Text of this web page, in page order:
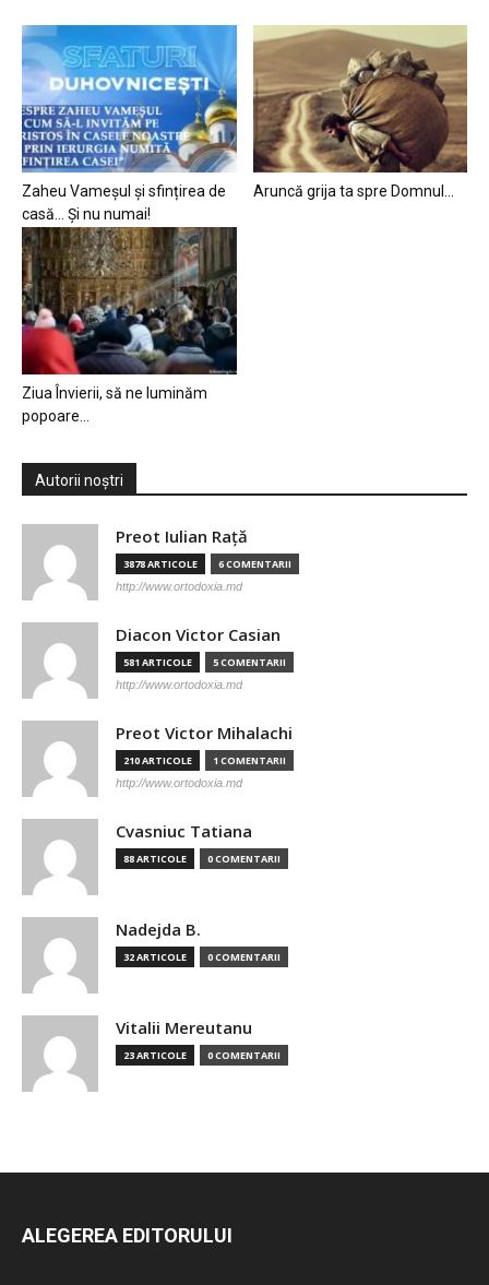
Zaheu Vameșul și sfințirea de
casă… Și nu numai!
Aruncă grija ta spre Domnul…
Ziua Învierii, să ne luminăm
popoare…
Autorii noștri
Preot Iulian Raţă
3878 ARTICOLE 6 COMENTARII
http://www.ortodoxia.md
Diacon Victor Casian
581 ARTICOLE 5 COMENTARII
http://www.ortodoxia.md
Preot Victor Mihalachi
210 ARTICOLE 1 COMENTARII
http://www.ortodoxia.md
Cvasniuc Tatiana
88 ARTICOLE 0 COMENTARII
Nadejda B.
32 ARTICOLE 0 COMENTARII
Vitalii Mereutanu
23 ARTICOLE 0 COMENTARII
ALEGEREA EDITORULUI